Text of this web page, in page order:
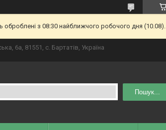
оброблені з 08:30 найближчого робочого дня (10.08).
6а, 81551, с. Бартатів, Україна
Пошук...